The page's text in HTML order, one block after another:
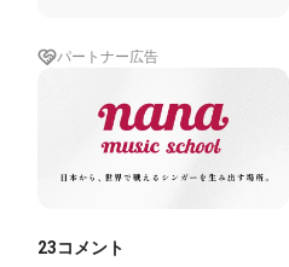
愛してるって言いながら
つかず離れずの仲でいよう
と 吹いてた
思いがけないプロポーズ!
花
パートナー広告
23コメント